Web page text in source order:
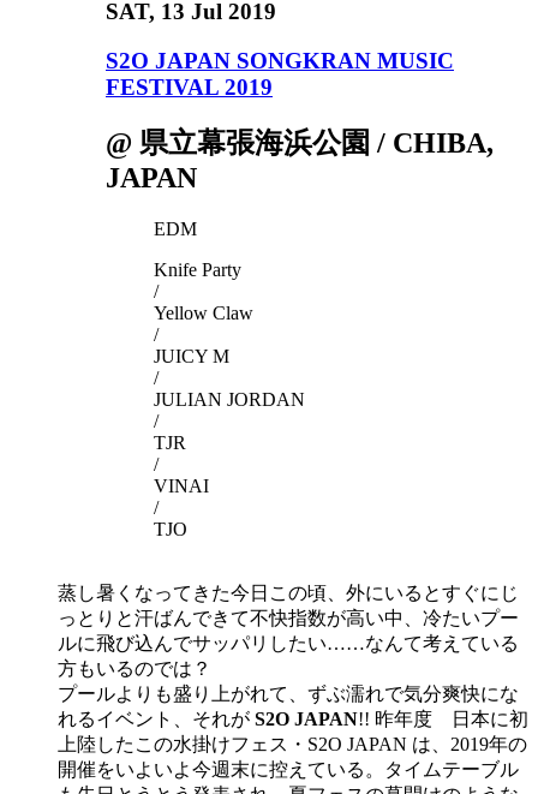
SAT, 13 Jul 2019
S2O JAPAN SONGKRAN MUSIC
FESTIVAL 2019
@ 県立幕張海浜公園 / CHIBA,
JAPAN
EDM
Knife Party
/
Yellow Claw
/
JUICY M
/
JULIAN JORDAN
/
TJR
/
VINAI
/
TJO
蒸し暑くなってきた今日この頃、外にいるとすぐにじ
っとりと汗ばんできて不快指数が高い中、冷たいプー
ルに飛び込んでサッパリしたい……なんて考えている
方もいるのでは？
プールよりも盛り上がれて、ずぶ濡れで気分爽快にな
れるイベント、それが S2O JAPAN!! 昨年度 日本に初
上陸したこの水掛けフェス・S2O JAPAN は、2019年の
開催をいよいよ今週末に控えている。タイムテーブル